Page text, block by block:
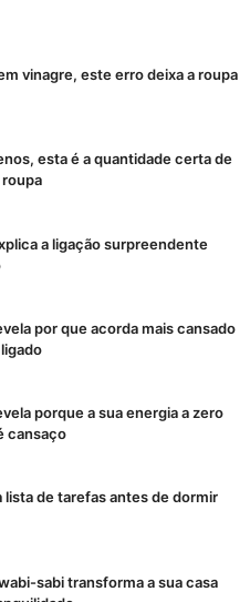
vinagre, este erro deixa a roupa
esta é a quantidade certa de
a ligação surpreendente
por que acorda mais cansado
porque a sua energia a zero
cansaço
lista de tarefas antes de dormir
sabi transforma a sua casa